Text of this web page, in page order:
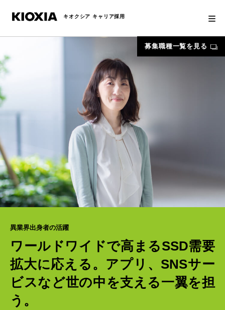
キオクシア キャリア採用
募集職種一覧を見る
異業界出身者の活躍
ワールドワイドで高まるSSD需要
拡大に応える。 アプリ、SNSサー
ビスなど世の中を支える一翼を担
う。